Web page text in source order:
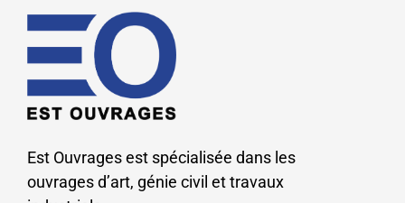
Est Ouvrages est spécialisée dans les
ouvrages d’art, génie civil et travaux